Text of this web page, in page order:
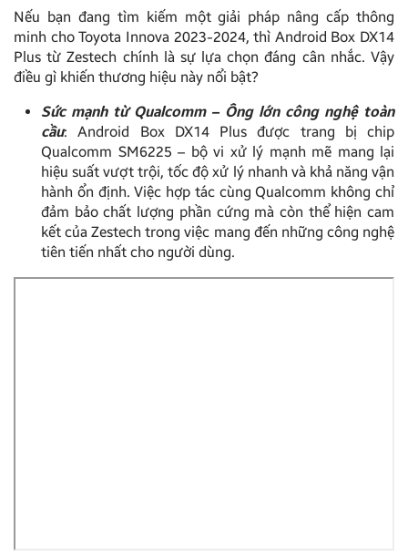
Nếu bạn đang tìm kiếm một giải pháp nâng cấp thông
minh cho Toyota Innova 2023-2024, thì Android Box DX14
Plus từ Zestech chính là sự lựa chọn đáng cân nhắc. Vậy
điều gì khiến thương hiệu này nổi bật?
Sức mạnh từ Qualcomm – Ông lớn công nghệ toàn
cầu: Android Box DX14 Plus được trang bị chip
Qualcomm SM6225 – bộ vi xử lý mạnh mẽ mang lại
hiệu suất vượt trội, tốc độ xử lý nhanh và khả năng vận
hành ổn định. Việc hợp tác cùng Qualcomm không chỉ
đảm bảo chất lượng phần cứng mà còn thể hiện cam
kết của Zestech trong việc mang đến những công nghệ
tiên tiến nhất cho người dùng.